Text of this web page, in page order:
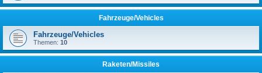
Fahrzeuge/Vehicles
Fahrzeuge/Vehicles
Themen: 10
Raketen/Missiles